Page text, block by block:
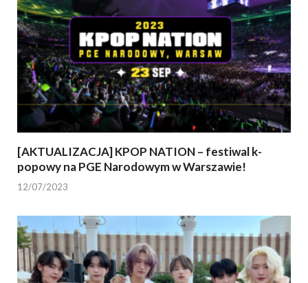
[AKTUALIZACJA] KPOP NATION – festiwal k-
popowy na PGE Narodowym w Warszawie!
12/07/2023